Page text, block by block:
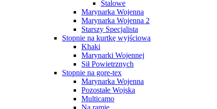
Stalowe
Marynarka Wojenna
Marynarka Wojenna 2
Starszy Specjalista
Stopnie na kurtkę wyjściową
Khaki
Marynarki Wojennej
Sił Powietrznych
Stopnie na gore-tex
Marynarka Wojenna
Pozostałe Wojska
Multicamo